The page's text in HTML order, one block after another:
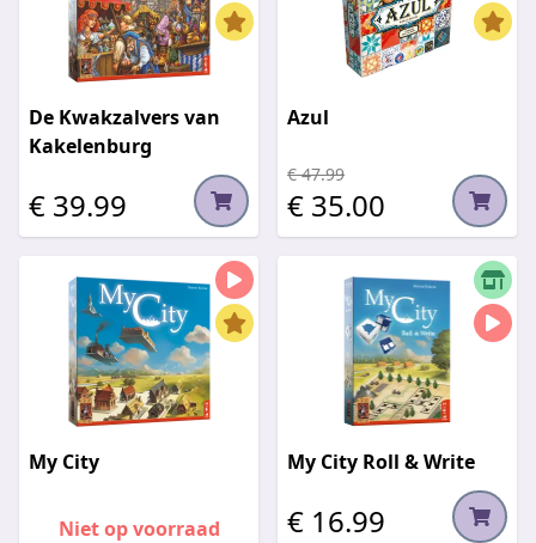
De Kwakzalvers van
Kakelenburg
€ 39.99
Azul
€ 47.99
€ 35.00
My City
Niet op voorraad
My City Roll & Write
€ 16.99